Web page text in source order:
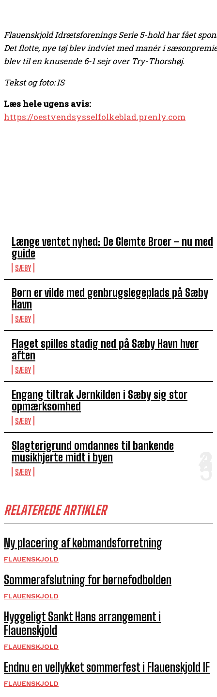
Længe ventet nyhed: De Glemte Broer – nu med
guide
SÆBY
Børn er vilde med genbrugslegeplads på Sæby
Havn
SÆBY
Flaget spilles stadig ned på Sæby Havn hver
aften
SÆBY
Engang tiltrak Jernkilden i Sæby sig stor
opmærksomhed
SÆBY
Slagterigrund omdannes til bankende
musikhjerte midt i byen
SÆBY
RELATEREDE ARTIKLER
Ny placering af købmandsforretning
FLAUENSKJOLD
Sommerafslutning for børnefodbolden
FLAUENSKJOLD
Hyggeligt Sankt Hans arrangement i
Flauenskjold
FLAUENSKJOLD
Endnu en vellykket sommerfest i Flauenskjold IF
FLAUENSKJOLD
Flauenskjold Idrætsforenings Serie 5-hold har fået
Det flotte, nye tøj blev indviet med manér i
blev til en knusende 6-1 sejr over Try-Thorshøj.
Tekst og foto: IS
Læs hele ugens avis:
https://oestvendsysselfolkeblad.prenly.com